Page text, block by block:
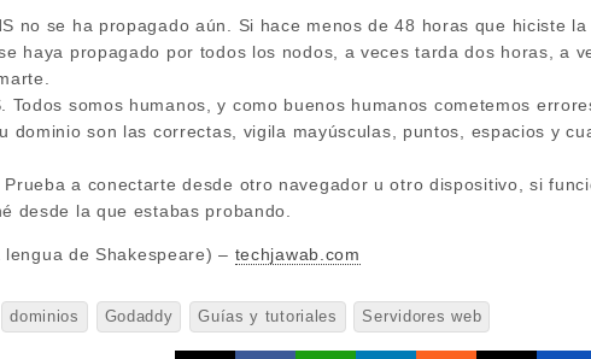
no se ha propagado aún. Si hace menos de 48 horas que hiciste
haya propagado por todos los nodos, a veces tarda dos horas, a
Todos somos humanos, y como buenos humanos cometemos
dominio son las correctas, vigila mayúsculas, puntos, espacios y
Prueba a conectarte desde otro navegador u otro dispositivo, si
desde la que estabas probando.
de Shakespeare) – techjawab.com
dominios Godaddy Guías y tutoriales Servidores web